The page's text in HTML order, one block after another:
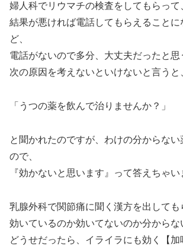
婦人科でリウマチの検査をしてもらって
結果が悪ければ電話してもらえること
ど、
電話がないので多分、大丈夫だったと思
次の原因を考えないといけないと言うと
「うつの薬を飲んで治りませんか？」
と聞かれたのですが、わけの分からな
ので、
『効かないと思います』って答えちゃ
乳腺外科で関節痛に聞く漢方を出しても
効いているのか効いてないのか分からな
どうせだったら、イライラにも効く【加